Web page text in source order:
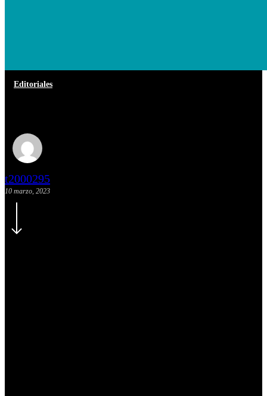
Editoriales
t2000295
10 marzo, 2023